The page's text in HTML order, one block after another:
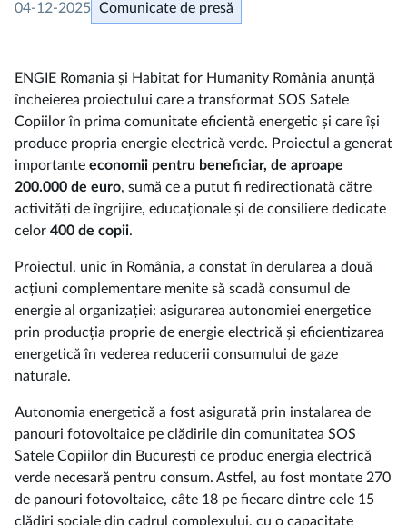
04-12-2025 Comunicate de presă
ENGIE Romania și Habitat for Humanity România anunță
încheierea proiectului care a transformat SOS Satele
Copiilor în prima comunitate eficientă energetic și care își
produce propria energie electrică verde. Proiectul a generat
importante economii pentru beneficiar, de aproape
200.000 de euro, sumă ce a putut fi redirecționată către
activități de îngrijire, educaționale și de consiliere dedicate
celor 400 de copii.
Proiectul, unic în România, a constat în derularea a două
acțiuni complementare menite să scadă consumul de
energie al organizației: asigurarea autonomiei energetice
prin producția proprie de energie electrică și eficientizarea
energetică în vederea reducerii consumului de gaze
naturale.
Autonomia energetică a fost asigurată prin instalarea de
panouri fotovoltaice pe clădirile din comunitatea SOS
Satele Copiilor din București ce produc energia electrică
verde necesară pentru consum. Astfel, au fost montate 270
de panouri fotovoltaice, câte 18 pe fiecare dintre cele 15
clădiri sociale din cadrul complexului, cu o capacitate